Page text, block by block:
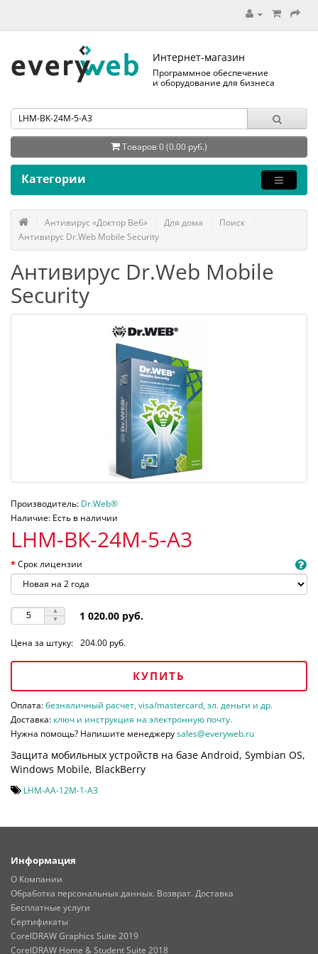
Интернет-магазин
Программное обеспечение
и оборудование для бизнеса
Товаров 0 (0.00 руб.)
Категории
Антивирус «Доктор Веб» Для дома
Поиск
Антивирус Dr.Web Mobile Security
Антивирус Dr.Web Mobile
Security
Производитель: Dr.Web®
Наличие: Есть в наличии
LHM-BK-24M-5-A3
Срок лицензии
1 020.00 руб.
Цена за штуку: 204.00 руб.
КУПИТЬ
Оплата:безналичный расчет, visa/mastercard, эл. деньги и др.
Доставка: ключ и инструкция на электронную почту.
Нужна помощь? Напишите менеджеруsales@everyweb.ru
Защита мобильных устройств на базе Android, Symbian OS,
Windows Mobile, BlackBerry
LHM-AA-12M-1-A3
Информация
О Компании
Обработка персональных данных. Возврат. Доставка
Бесплатные услуги
Сертификаты
CorelDRAW Graphics Suite 2019
CorelDRAW Home & Student Suite 2018